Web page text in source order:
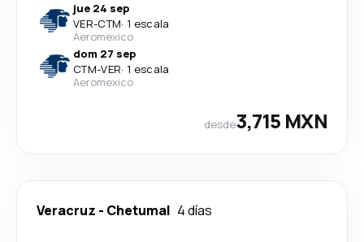
jue 24 sep
VER-CTM· 1 escala
Aeromexico
dom 27 sep
CTM-VER· 1 escala
Aeromexico
desde3,715 MXN
Veracruz - Chetumal 4 días